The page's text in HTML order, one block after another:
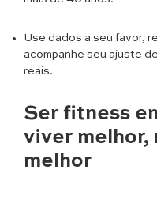
Use dados a seu favor,
acompanhe seu ajuste
reais.
Ser fitness
viver melhor,
melhor